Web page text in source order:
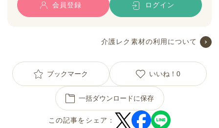
会員登録 ログイン
介護レク素材の利用について
ブックマーク いいね！ 0
一括ダウンロードに保存
この記事をシェア：